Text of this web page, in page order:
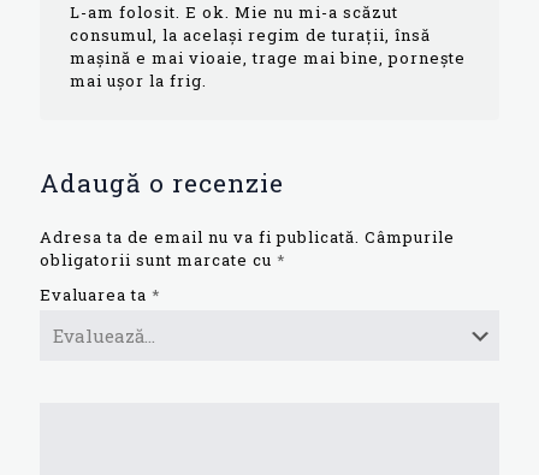
L-am folosit. E ok. Mie nu mi-a scăzut
consumul, la același regim de turații, însă
mașină e mai vioaie, trage mai bine, pornește
mai ușor la frig.
Adaugă o recenzie
Adresa ta de email nu va fi publicată. Câmpurile
obligatorii sunt marcate cu *
Evaluarea ta *